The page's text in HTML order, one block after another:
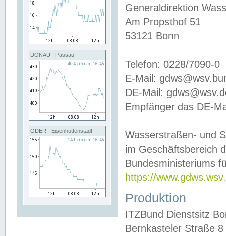
DONAU - Passau
ODER - Eisenhüttenstadt
Generaldirektion
Am Propsthof 51
53121 Bonn
Telefon: 0228/7090-0
E-Mail:
DE-Mail:
Empfänger das DE-
Wasserstraßen- und
im Geschäftsbereich
Bundesministeriums
https://
Produktion
ITZBund Dienstsitz
Bernkasteler Straße 8